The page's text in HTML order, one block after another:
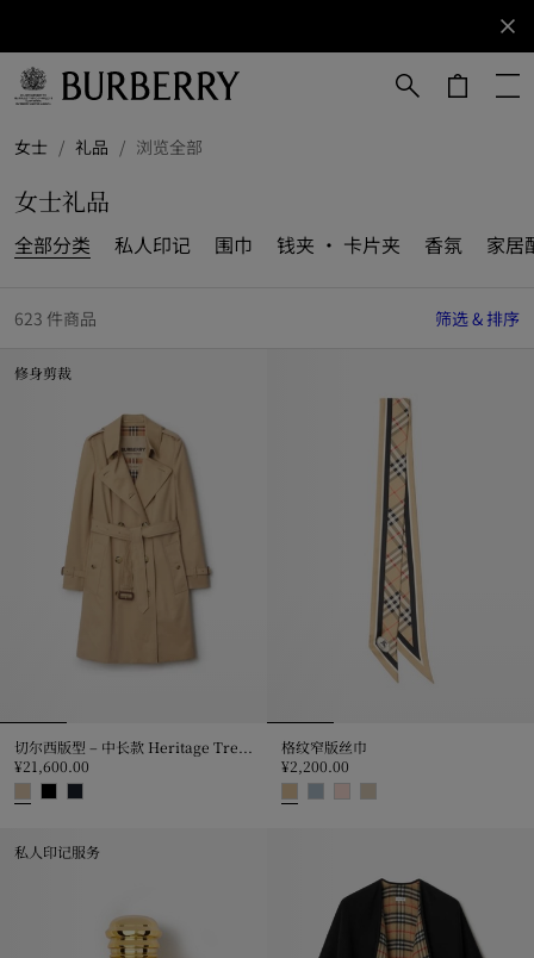
订阅获取
Burberry
品牌资
女士 / 礼品 / 浏览全部
女士礼品
全部分类 私人印记 围巾 钱夹 · 卡片夹 香氛 家居
623 件商品 筛选 & 排序
修身剪裁
¥21,600.00
格纹窄版丝巾
¥2,200.00
私人印记服务